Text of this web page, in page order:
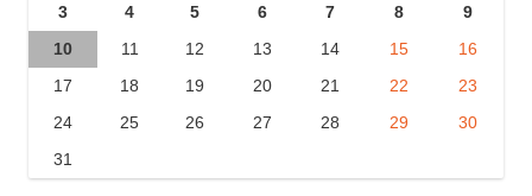
3
4 5 6 7 8
9
10
11 12 13 14 15
16
17
18 19 20 21 22
23
24
25 26 27 28 29
30
31